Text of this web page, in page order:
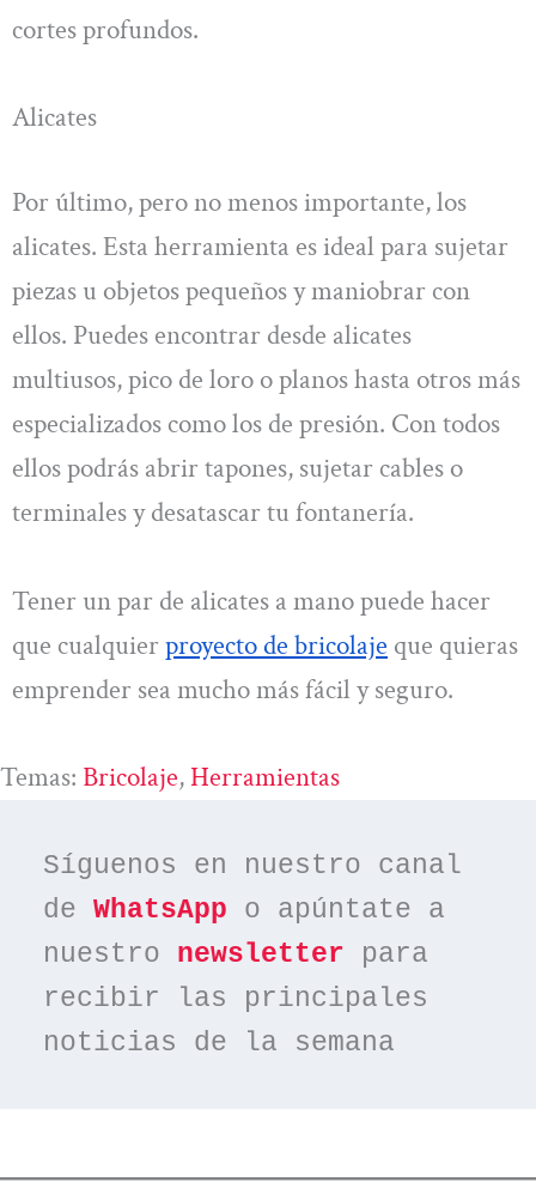
cortes profundos.
Alicates
Por último, pero no menos importante, los
alicates. Esta herramienta es ideal para sujetar
piezas u objetos pequeños y maniobrar con
ellos. Puedes encontrar desde alicates
multiusos, pico de loro o planos hasta otros más
especializados como los de presión. Con todos
ellos podrás abrir tapones, sujetar cables o
terminales y desatascar tu fontanería.
Tener un par de alicates a mano puede hacer
que cualquierproyecto de bricolaje que quieras
emprender sea mucho más fácil y seguro.
Temas: Bricolaje, Herramientas
Síguenos en nuestro canal
de WhatsApp o apúntate a
nuestro newsletter para
recibir las principales
noticias de la semana